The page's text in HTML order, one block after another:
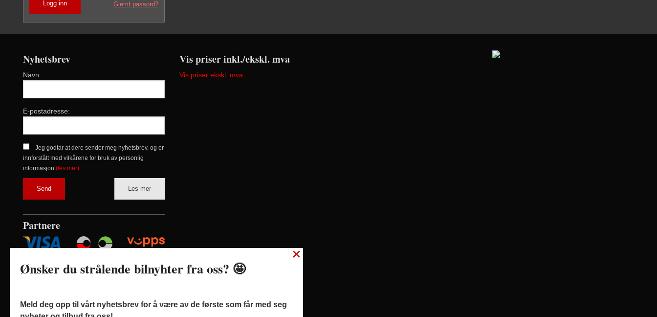
Glemt passord?
Nyhetsbrev
Navn:
E-postadresse:
Jeg godtar at dere sender meg nyhetsbrev, og er
innforstått med vilkårene for bruk av personlig
informasjon (les mer)
Les mer
Partnere
Vis priser inkl./ekskl. mva
Vis priser ekskl. mva.
×
Ønsker du strålende bilnyhter fra oss? 🤩
Meld deg opp til vårt nyhetsbrev for å være av de første som får med seg